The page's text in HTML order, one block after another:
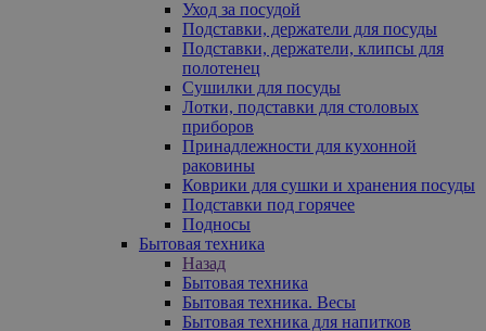
Уход за посудой
Подставки, держатели для посуды
Подставки, держатели, клипсы для
полотенец
Сушилки для посуды
Лотки, подставки для столовых
приборов
Принадлежности для кухонной
раковины
Коврики для сушки и хранения посуды
Подставки под горячее
Подносы
Бытовая техника
Назад
Бытовая техника
Бытовая техника. Весы
Бытовая техника для напитков